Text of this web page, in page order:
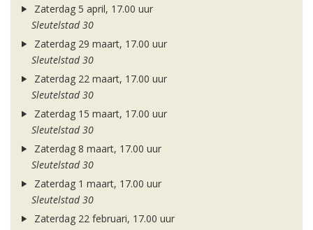
Zaterdag 5 april, 17.00 uur
Sleutelstad 30
Zaterdag 29 maart, 17.00 uur
Sleutelstad 30
Zaterdag 22 maart, 17.00 uur
Sleutelstad 30
Zaterdag 15 maart, 17.00 uur
Sleutelstad 30
Zaterdag 8 maart, 17.00 uur
Sleutelstad 30
Zaterdag 1 maart, 17.00 uur
Sleutelstad 30
Zaterdag 22 februari, 17.00 uur